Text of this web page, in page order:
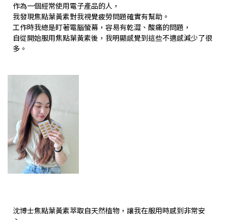
作為一個經常使用電子產品的人，
我發現焦點葉黃素對我視覺疲勞問題確實有幫助。
工作時我總是盯著電腦螢幕，容易有乾澀、酸痛的問題，
自從開始服用焦點葉黃素後，我明顯感覺到這些不適感減少了很
多。
沈博士焦點葉黃素萃取自天然植物，讓我在服用時感到非常安